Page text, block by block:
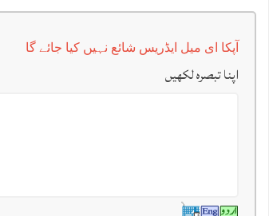
آپکا ای میل ایڈریس شائع نہیں کیا جائے گا
اپنا تبصرہ لکھیں